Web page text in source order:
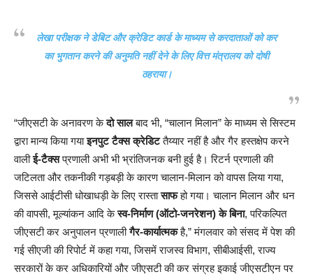
लेखा परीक्षक ने डेबिट और क्रेडिट कार्ड के माध्यम से करदाताओं को कर
का भुगतान करने की अनुमति नहीं देने के लिएवित्त मंत्रालयको दोषी
ठहराया।
“जीएसटी के अनावरण केदो सालबाद भी, “चालान मिलान” के माध्यम से सिस्टम
द्वारा मान्य किया गयाइनपुट टैक्स क्रेडिटतैय्यार नहीं है और गैर हस्तक्षेप करने
वालीई-टैक्सप्रणाली अभी भी भ्रांतिजनक बनी हुई है। रिटर्न प्रणाली की
जटिलता और तकनीकी गड़बड़ी के कारण चालान-मिलान को वापस लिया गया,
जिससे आईटीसी धोखाधड़ी के लिए रास्तासाफहो गया। चालान मिलान और धन
की वापसी, मूल्यांकन आदि केस्व-निर्माण (ऑटो-जनरेशन) के बिना, परिकल्पित
जीएसटी कर अनुपालन प्रणालीगैर-कार्यात्मकहै,” मंगलवार को संसद में पेश की
गई सीएजी की रिपोर्ट में कहा गया, जिसमें राजस्व विभाग, सीबीआईसी, राज्य
सरकारों के कर अधिकारियों और जीएसटी की कर संग्रह इकाई जीएसटीएन पर